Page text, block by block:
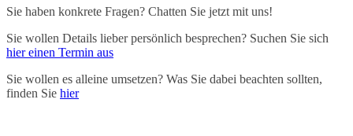
Sie haben konkrete Fragen? Chatten Sie jetzt mit uns!
Sie wollen Details lieber persönlich besprechen? Suchen Sie sich
hier einen Termin aus
Sie wollen es alleine umsetzen? Was Sie dabei beachten sollten,
finden Sie hier